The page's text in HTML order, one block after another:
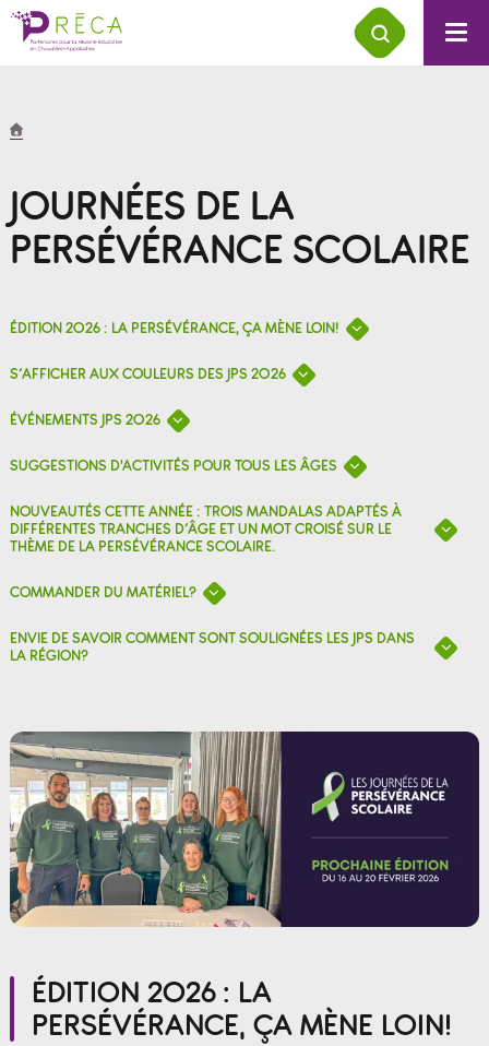
JOURNÉES DE LA
PERSÉVÉRANCE SCOLAIRE
ÉDITION 2026 : LA PERSÉVÉRANCE, ÇA MÈNE LOIN!
S’AFFICHER AUX COULEURS DES JPS 2026
ÉVÉNEMENTS JPS 2026
SUGGESTIONS D'ACTIVITÉS POUR TOUS LES ÂGES
NOUVEAUTÉS CETTE ANNÉE : TROIS MANDALAS ADAPTÉS À
DIFFÉRENTES TRANCHES D’ÂGE ET UN MOT CROISÉ SUR LE
THÈME DE LA PERSÉVÉRANCE SCOLAIRE.
COMMANDER DU MATÉRIEL?
ENVIE DE SAVOIR COMMENT SONT SOULIGNÉES LES JPS DANS
LA RÉGION?
ÉDITION 2026 : LA
PERSÉVÉRANCE, ÇA MÈNE LOIN!